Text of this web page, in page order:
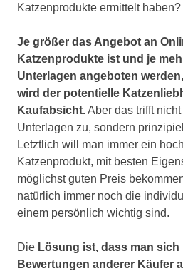
Katzenprodukte ermittelt haben?
Je größer das Angebot an
Katzenprodukte ist und je
Unterlagen angeboten
wird der potentielle
Kaufabsicht.Aber das trifft
Unterlagen zu, sondern
Letztlich will man immer ein
Katzenprodukt, mit besten
möglichst guten Preis
natürlich immer noch die
einem persönlich wichtig sind.
Die Lösung ist, dass man
Bewertungen anderer Käufer